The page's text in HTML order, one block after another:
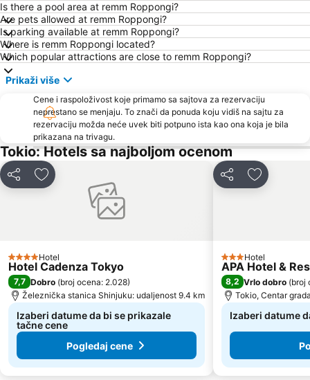
Is there a pool area at remm Roppongi?
Are pets allowed at remm Roppongi?
Is parking available at remm Roppongi?
Where is remm Roppongi located?
Which popular attractions are close to remm Roppongi?
Prikaži više
Cene i raspoloživost koje primamo sa sajtova za rezervaciju
neprestano se menjaju. To znači da ponuda koju vidiš na sajtu za
rezervaciju možda neće uvek biti potpuno ista kao ona koja je bila
prikazana na trivagu.
Tokio: Hotels sa najboljom ocenom
Deli Dodati u favorite
4 Zvezdice
Hotel
Hotel Cadenza Tokyo
7,7 Dobro (broj ocena: 2.028)
Železnička stanica Shinjuku: udaljenost 9.4 km
Izaberi datume da bi se prikazale
tačne cene
Pogledaj cene
Deli Dodati u
3 Zvezdice
Hotel
APA Hotel &
8,2 Vrlo dobro (broj
Tokio, Centar
Izaberi datume